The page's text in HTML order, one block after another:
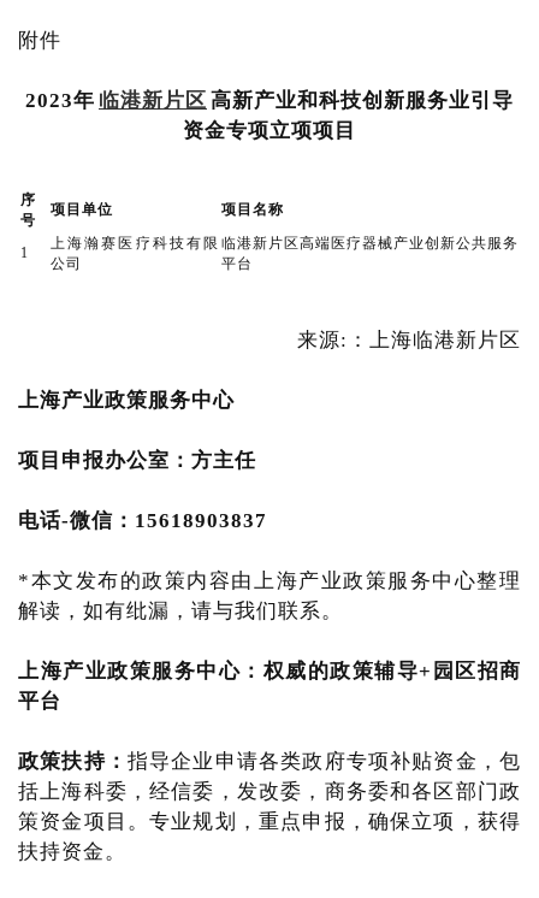
附件
2023年 临港新片区 高新产业和科技创新服务业引导
资金专项立项项目
序
号
项目单位 项目名称
1
上海瀚赛医疗科技有限
公司
临港新片区高端医疗器械产业创新公共服务
平台
来源:：上海临港新片区
上海产业政策服务中心
项目申报办公室：方主任
电话-微信：15618903837
*本文发布的政策内容由上海产业政策服务中心整理
解读，如有纰漏，请与我们联系。
上海产业政策服务中心 ：权威的政策辅导+园区招商
平台
政策扶持： 指导企业申请各类政府专项补贴资金，包
括上海科委，经信委，发改委，商务委和各区部门政
策资金项目。专业规划，重点申报，确保立项，获得
扶持资金。